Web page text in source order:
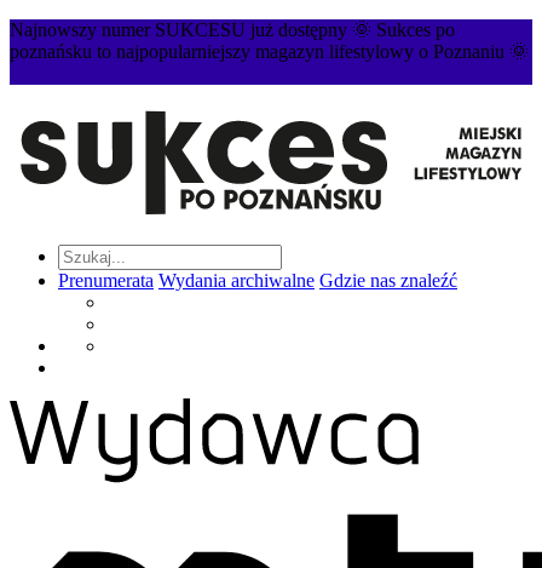
Najnowszy numer SUKCESU już dostępny 🌞 Sukces po
poznańsku to najpopularniejszy magazyn lifestylowy o Poznaniu 🌞
Prenumerata Wydania archiwalne Gdzie nas znaleźć